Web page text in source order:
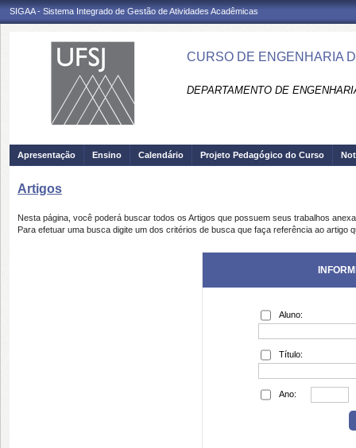
SIGAA - Sistema Integrado de Gestão de Atividades Acadêmicas
CURSO DE ENGENHARIA
DEPARTAMENTO DE
Apresentação Ensino Calendário Projeto Pedagógico do Curso
Artigos
Nesta página, você poderá buscar todos os Artigos que possuem seus trabalhos
Para efetuar uma busca digite um dos critérios de busca que faça referência ao artigo
Aluno:
Título:
Ano: